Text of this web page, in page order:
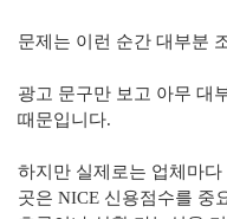
문제는 이런 순간 대부분
광고 문구만 보고 아무 대
때문입니다.
하지만 실제로는 업체마
곳은 NICE 신용점수를 중